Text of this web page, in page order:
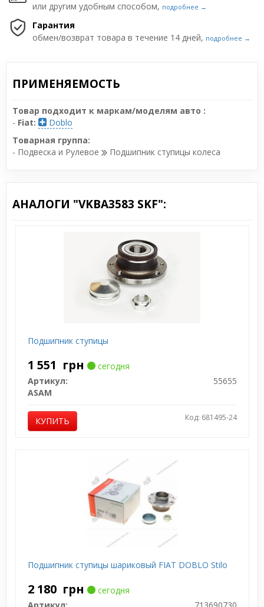
или другим удобным способом, подробнее →
Гарантия
обмен/возврат товара в течение 14 дней, подробнее →
ПРИМЕНЯЕМОСТЬ
Товар подходит к маркам/моделям авто :
- Fiat:
Doblo
Товарная группа:
- Подвеска и Рулевое
Подшипник ступицы колеса
АНАЛОГИ "VKBA3583 SKF":
Подшипник ступицы
1 551 грн
сегодня
Артикул:
55655
ASAM
КУПИТЬ Код: 681495-24
Подшипник ступицы шариковый FIAT DOBLO Stilo
2 180 грн
сегодня